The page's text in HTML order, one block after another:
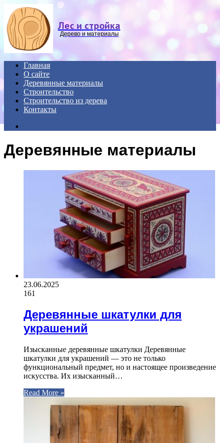
Лес и стройка
Дерево и материалы
Главная
О сайте
Деревянные материалы
Строительство
Строительство из дерева
Контакты
Деревянные материалы
23.06.2025
161
Деревянные шкатулки для
украшений
Изысканные деревянные шкатулки Деревянные
шкатулки для украшений — это не только
функциональный предмет, но и настоящее произведение
искусства. Их изысканный…
Read More »